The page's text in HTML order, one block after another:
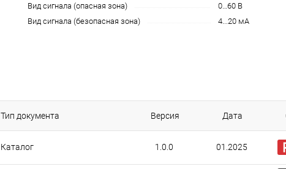
Вид сигнала (опасная зона)
0…60 В
Вид сигнала (безопасная зона)
4...20 мА
Тип документа Версия Дата
Каталог 1.0.0 01.2025